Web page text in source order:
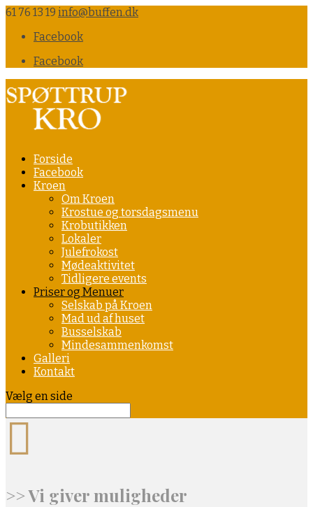
61 76 13 19 info@buffen.dk
Facebook
Facebook
Forside
Facebook
Kroen
Om Kroen
Krostue og torsdagsmenu
Krobutikken
Lokaler
Julefrokost
Mødeaktivitet
Tidligere events
Priser og Menuer
Selskab på Kroen
Mad ud af huset
Busselskab
Mindesammenkomst
Galleri
Kontakt
Vælg en side

>> Vi giver muligheder